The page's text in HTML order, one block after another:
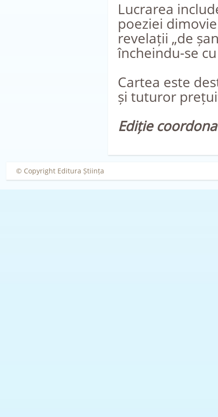
Lucrarea
poeziei
revelații „de
încheindu-se
Cartea este
și tuturor
Ediție
© Copyright Editura Știința